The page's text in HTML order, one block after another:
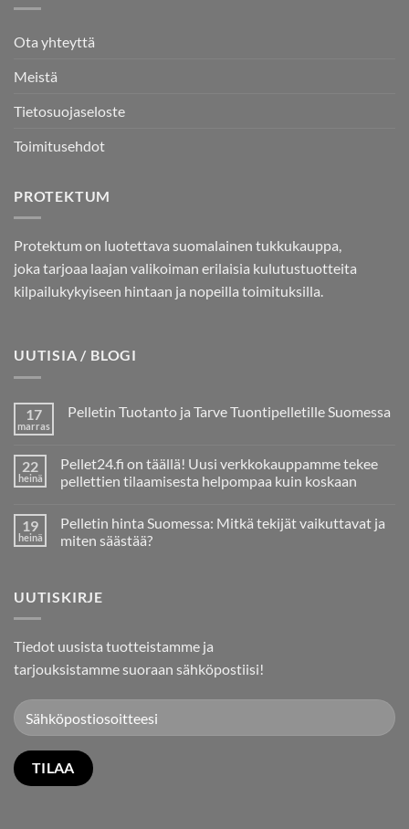
Ota yhteyttä
Meistä
Tietosuojaseloste
Toimitusehdot
PROTEKTUM
Protektum on luotettava suomalainen tukkukauppa,
joka tarjoaa laajan valikoiman erilaisia kulutustuotteita
kilpailukykyiseen hintaan ja nopeilla toimituksilla.
UUTISIA / BLOGI
17
marras
Pelletin Tuotanto ja Tarve Tuontipelletille Suomessa
Pelletin
Tuotanto
ja
Suomessa
22
heinä
Pellet24.fi on täällä! Uusi verkkokauppamme tekee
pellettien tilaamisesta helpompaa kuin koskaan
artikkeliin
Pellet24.fi
on
tekee
pellettien
koskaan
19
heinä
Pelletin hinta Suomessa: Mitkä tekijät vaikuttavat ja
miten säästää?
Pelletin
hinta
tekijät
vaikuttavat
ja
miten
UUTISKIRJE
Tiedot uusista tuotteistamme ja
tarjouksistamme suoraan sähköpostiisi!